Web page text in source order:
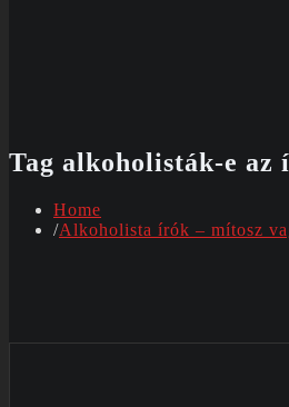
Tag alkoholisták-e az
Home
Alkoholista írók – mítosz